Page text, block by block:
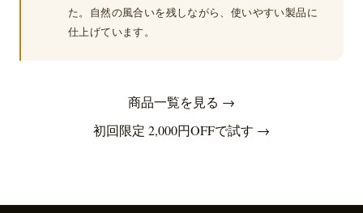
た。自然の風合いを残しながら、使いやすい製品に
仕上げています。
商品一覧を見る →
初回限定 2,000円OFFで試す →